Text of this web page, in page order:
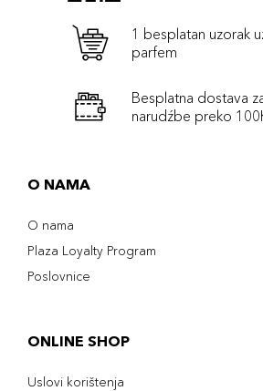
1 besplatan uzorak
parfem
Besplatna dostava
narudźbe preko
O NAMA
O nama
Plaza Loyalty Program
Poslovnice
ONLINE SHOP
Uslovi korištenja